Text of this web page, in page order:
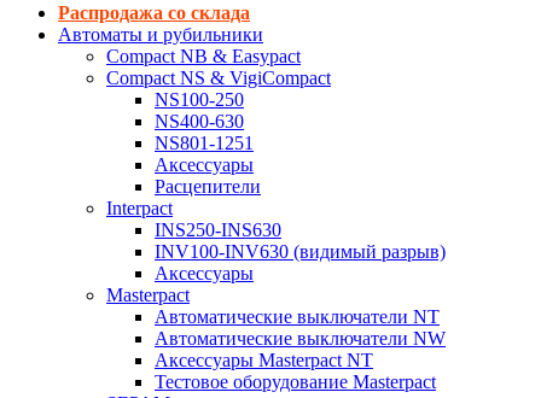
Распродажа со склада
Автоматы и рубильники
Compact NB & Easypact
Compact NS & VigiCompact
NS100-250
NS400-630
NS801-1251
Аксессуары
Расцепители
Interpact
INS250-INS630
INV100-INV630 (видимый разрыв)
Аксессуары
Masterpact
Автоматические выключатели NT
Автоматические выключатели NW
Аксессуары Masterpact NT
Тестовое оборудование Masterpact